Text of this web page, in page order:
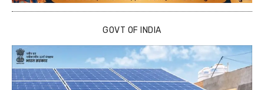
GOVT OF INDIA